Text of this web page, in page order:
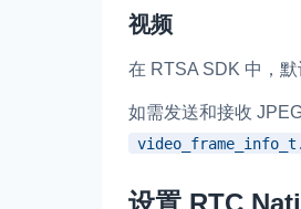
视频
在 RTSA SDK 中，默
如需发送和接收
设置 RTC